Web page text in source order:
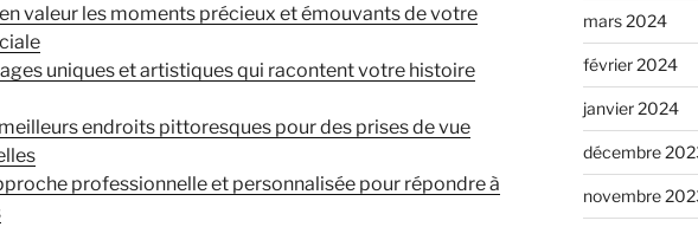
valeur les moments précieux et émouvants de votre
uniques et artistiques qui racontent votre histoire
endroits pittoresques pour des prises de vue
professionnelle et personnalisée pour répondre à
mars 2024
février 2024
janvier 2024
décembre
novembre